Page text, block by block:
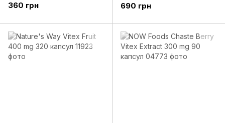
360 грн 690 грн